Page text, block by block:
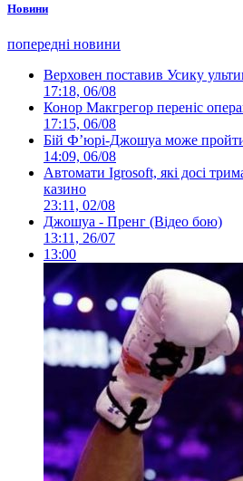
Новини
попередні новини
Верховен поставив Усику
17:18, 06/08
Конор Макгрегор переніс
17:15, 06/08
Бій Ф’юрі-Джошуа може
14:09, 06/08
Автомати Igrosoft, які досі
казино
23:11, 02/08
Джошуа - Пренг (Відео бою)
13:11, 26/07
13:00